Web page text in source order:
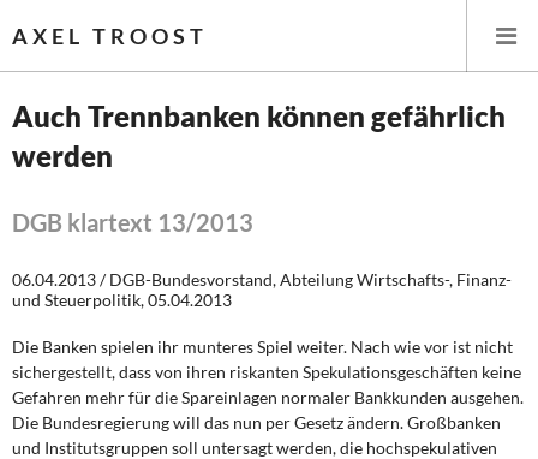
AXEL TROOST
Startseite
Themen
Leitlinien linker Wirtschafts- und Finanzpolitik
Steuer- und Finanzpolitik
Öffentliche Infrastruktur und Daseinsvorsorge
Auch Trennbanken können gefährlich
werden
DGB klartext 13/2013
06.04.2013 / DGB-Bundesvorstand, Abteilung Wirtschafts-, Finanz-
und Steuerpolitik, 05.04.2013
Die Banken spielen ihr munteres Spiel weiter. Nach wie vor ist nicht
sichergestellt, dass von ihren riskanten Spekulationsgeschäften keine
Gefahren mehr für die Spareinlagen normaler Bankkunden ausgehen.
Die Bundesregierung will das nun per Gesetz ändern. Großbanken
und Institutsgruppen soll untersagt werden, die hochspekulativen